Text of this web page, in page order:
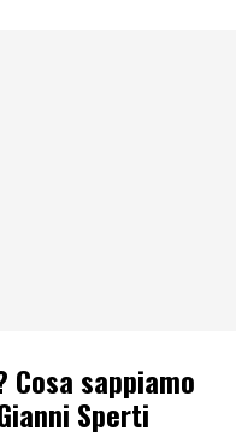
sappiamo
Sperti